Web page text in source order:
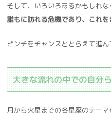
そして、いろいろあるかもしれな
誰もに訪れる危機であり、これ
ピンチをチャンスととらえて進ん
大きな流れの中での自分
月から火星までの各星座のテー